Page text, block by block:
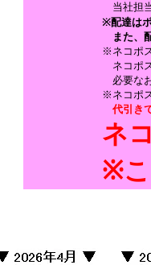
当社担
※配達は
また、
※ネコポ
ネコポ
必要な
※ネコポ
代引き
ネ
※こ